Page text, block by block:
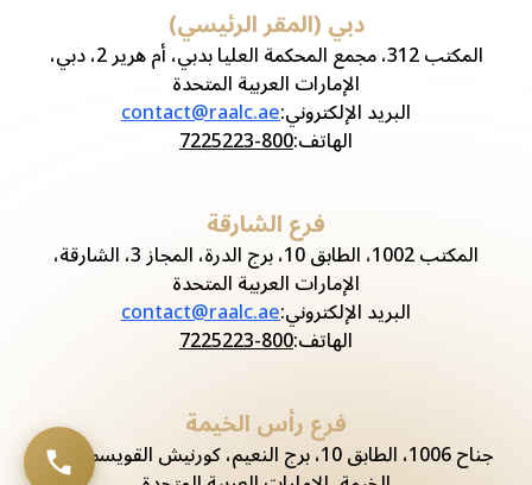
دبي (المقر الرئيسي)
المكتب 312، مجمع المحكمة العليا بدبي، أم هرير 2، دبي،
الإمارات العربية المتحدة
البريد الإلكتروني:
contact@raalc.ae
الهاتف:
800-7225223
فرع الشارقة
المكتب 1002، الطابق 10، برج الدرة، المجاز 3، الشارقة،
الإمارات العربية المتحدة
البريد الإلكتروني:
contact@raalc.ae
الهاتف:
800-7225223
فرع رأس الخيمة
جناح 1006، الطابق 10، برج النعيم، كورنيش القويسم، رأس